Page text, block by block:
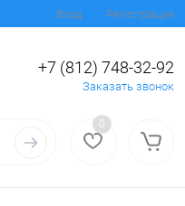
Вход Регистрация
+7 (812) 748-32-92
Заказать звонок
0